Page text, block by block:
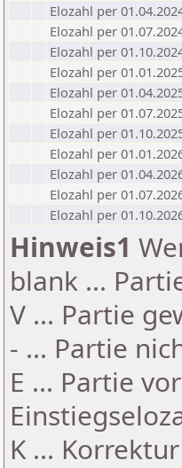
Elozahl per
Elozahl per
Elozahl per
Elozahl per
Elozahl per
Elozahl per
Elozahl per
Elozahl per
Elozahl per
Elozahl per
Elozahl per
Hinweis1
blank ...
V ... Partie
- ... Partie
E ... Partie
K ...